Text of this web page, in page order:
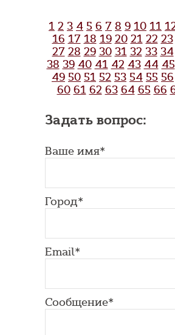
1 2 3 4 5 6 7 8 9 10 11
16 17 18 19 20 21 22 23
27 28 29 30 31 32 33 34
38 39 40 41 42 43 44 45
49 50 51 52 53 54 55 56
60 61 62 63 64 65 66
Задать вопрос:
Ваше имя*
Город*
Email*
Сообщение*